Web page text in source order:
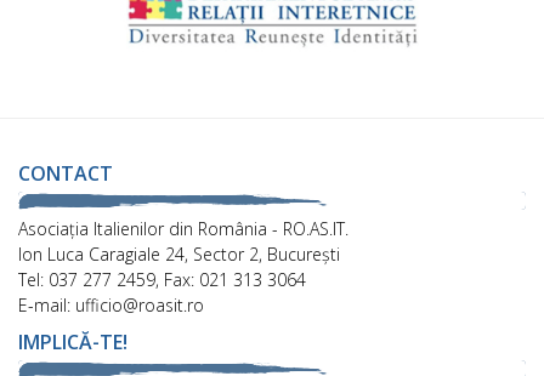
CONTACT
Asociaţia Italienilor din România - RO.AS.IT.
Ion Luca Caragiale 24, Sector 2, București
Tel: 037 277 2459, Fax: 021 313 3064
E-mail: ufficio@roasit.ro
IMPLICĂ-TE!